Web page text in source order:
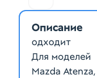
Описание
одходит
Для моделей
Mazda Atenza,